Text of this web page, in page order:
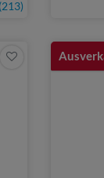
(213)